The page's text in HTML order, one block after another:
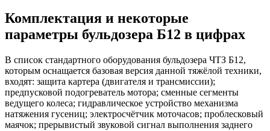
Комплектация и некоторые
параметры бульдозера Б12 в цифрах
В список стандартного оборудования бульдозера ЧТЗ Б12,
которым оснащается базовая версия данной тяжёлой техники,
входят: защита картера (двигателя и трансмиссии);
предпусковой подогреватель мотора; сменные сегменты
ведущего колеса; гидравлическое устройство механизма
натяжения гусениц; электросчётчик моточасов; проблесковый
маячок; прерывистый звуковой сигнал выполнения заднего